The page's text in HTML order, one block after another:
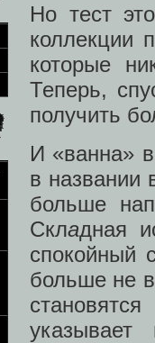
Но тест
коллекции
которые
Теперь,
получить
И «ванна»
в
больше
Складная
спокойный
больше не